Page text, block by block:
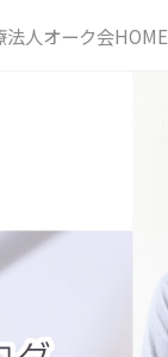
法人オーク会HOME